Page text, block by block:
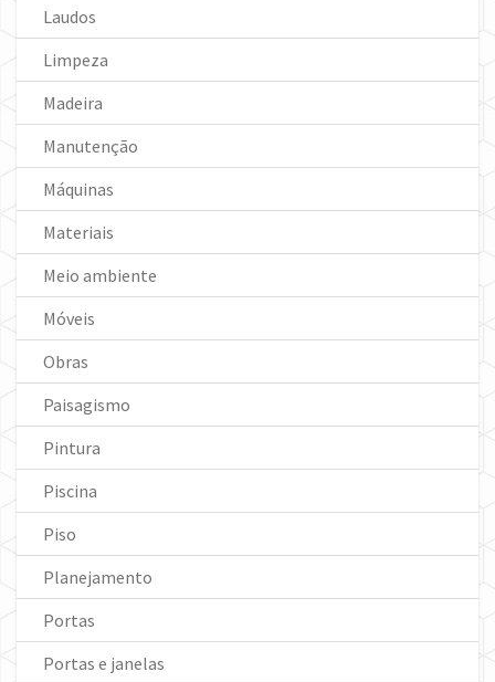
Laudos
Limpeza
Madeira
Manutenção
Máquinas
Materiais
Meio ambiente
Móveis
Obras
Paisagismo
Pintura
Piscina
Piso
Planejamento
Portas
Portas e janelas